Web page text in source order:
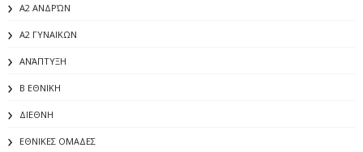
Α2 ΑΝΔΡΏΝ
Α2 ΓΥΝΑΙΚΩΝ
ΑΝΆΠΤΥΞΗ
Β ΕΘΝΙΚΗ
ΔΙΕΘΝΗ
ΕΘΝΙΚΕΣ ΟΜΑΔΕΣ